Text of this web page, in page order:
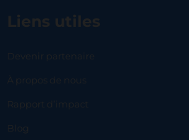
Liens utiles
Devenir partenaire
À propos de nous
Rapport d’impact
Blog